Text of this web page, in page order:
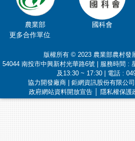
農業部 國科會
更多合作單位
版權所有 © 2023 農業部農村發
54044 南投市中興新村光華路6號 | 服務時間 :
及13:30 ~ 17:30 | 電話 :
協力開發廠商 | 鉅網資訊股份有限公
政府網站資料開放宣告│ 隱私權保護